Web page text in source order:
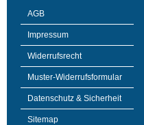
AGB
Impressum
Widerrufsrecht
Muster-Widerrufsformular
Datenschutz & Sicherheit
Sitemap